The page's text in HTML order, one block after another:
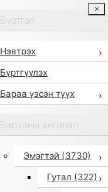
Бүртгэл
Нэвтрэх
Бүртгүүлэх
Бараа үзсэн түүх
Барааны ангилал
Эмэгтэй (3730)
Гутал (322)